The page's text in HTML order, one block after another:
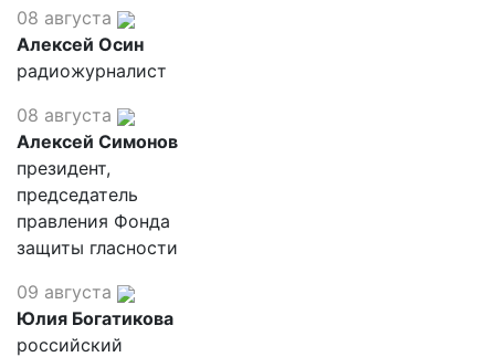
08 августа
Алексей Осин
радиожурналист
08 августа
Алексей Симонов
президент,
председатель
правления Фонда
защиты гласности
09 августа
Юлия Богатикова
российский